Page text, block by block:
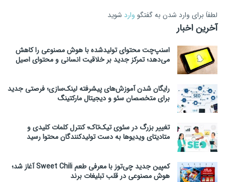
لطفاَ برای وارد شدن به گفتگو وارد شوید
آخرین اخبار
اسنپ‌چت محتوای تولیدشده با هوش مصنوعی را کاهش
می‌دهد؛ تمرکز جدید بر خلاقیت انسانی و محتوای اصیل
رایگان شدن آموزش‌های پیشرفته لینک‌سازی؛ فرصتی جدید
برای متخصصان سئو و دیجیتال مارکتینگ
تغییر بزرگ در سئوی تیک‌تاک؛ کنترل کلمات کلیدی و
متادیتای ویدیوها به دست تولیدکنندگان محتوا رسید
کمپین جدید چی‌توز با معرفی طعم Sweet Chili آغاز شد؛
هوش مصنوعی در قلب تبلیغات برند